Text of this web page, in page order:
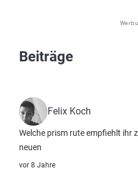
Beiträge
Felix Koch
Welche prism rute empfiehlt ihr
neuen
vor 8 Jahre